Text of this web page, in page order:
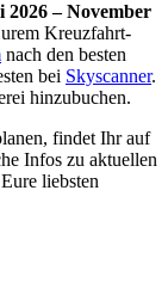
2026 – November
Kreuzfahrt-
nach den besten
bei Skyscanner.
hinzubuchen.
findet Ihr auf
Infos zu aktuellen
liebsten